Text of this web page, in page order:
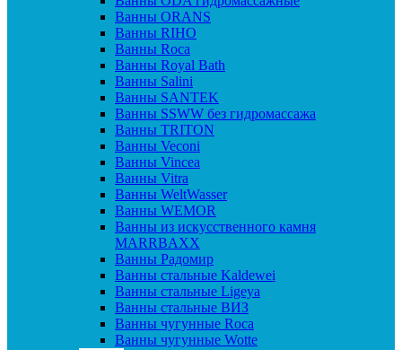
Ванны ORANS
Ванны RIHO
Ванны Roca
Ванны Royal Bath
Ванны Salini
Ванны SANTEK
Ванны SSWW без гидромассажа
Ванны TRITON
Ванны Veconi
Ванны Vincea
Ванны Vitra
Ванны WeltWasser
Ванны WEMOR
Ванны из искусственного камня
MARRBAXX
Ванны Радомир
Ванны стальные Kaldewei
Ванны стальные Ligeya
Ванны стальные ВИЗ
Ванны чугунные Roca
Ванны чугунные Wotte